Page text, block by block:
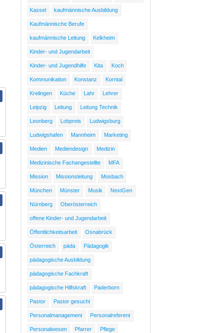
Kassel kaufmännische Ausbildung
Kaufmännische Berufe
kaufmännische Leitung Kelkheim
Kinder- und Jugendarbeit
Kinder- und Jugendhilfe Kita Koch
Kommunikation Konstanz Korntal
Krelingen Küche Lahr Lehrer
Leipzig Leitung Leitung Technik
Leonberg Lobpreis Ludwigsburg
Ludwigshafen Mannheim Marketing
Medien Mediendesign Medizin
Medizinische Fachangestellte MFA
Mission Missionsleitung Mosbach
München Münster Musik NextGen
Nürnberg Oberösterreich
offene Kinder- und Jugendarbeit
Öffentlichkeitsarbeit Osnabrück
Österreich päda Pädagogik
pädagogische Ausbildung
pädagogische Fachkraft
pädagogische Hilfskraft Paderborn
Pastor Pastor gesucht
Personalmanagement Personalreferent
Personalwesen Pfarrer Pflege